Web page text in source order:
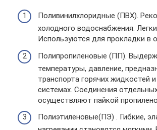
Поливинилхлоридные (ПВХ).
холодного водоснабжения.
Используются для прокладки в
Полипропиленовые (ПП).
температуры, давление,
транспорта горячих жидкостей
системах. Соединения
осуществляют пайкой
Полиэтиленовые(ПЭ) . Гибкие,